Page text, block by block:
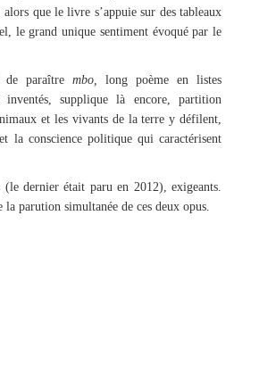
que le livre s’appuie sur des tableaux
le grand unique sentiment évoqué par le
de paraître mbo, long poème en listes
inventés, supplique là encore, partition
et les vivants de la terre y défilent,
la conscience politique qui caractérisent
(le dernier était paru en 2012), exigeants.
la parution simultanée de ces deux opus.